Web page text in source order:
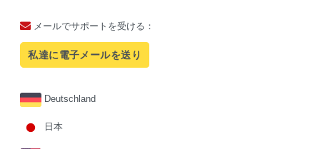
メールでサポートを受ける：
私達に電子メールを送り
Deutschland
日本